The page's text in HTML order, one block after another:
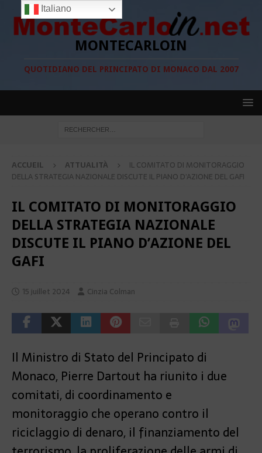
MONTECARLOIN
QUOTIDIANO DEL PRINCIPATO DI MONACO DAL 2007
ACCUEIL ATTUALITÀ
IL COMITATO DI MONITORAGGIO
DELLA STRATEGIA NAZIONALE DISCUTE IL PIANO D’AZIONE DEL GAFI
IL COMITATO DI MONITORAGGIO
DELLA STRATEGIA NAZIONALE
DISCUTE IL PIANO D’AZIONE DEL
GAFI
15 juillet 2024 Cinzia Colman
Il Ministro di Stato del Principato di
Monaco, Pierre Dartout ha riunito i due
comitati, di coordinamento e
monitoraggio che operano contro il
riciclaggio di denaro, il finanziamento del
Italiano